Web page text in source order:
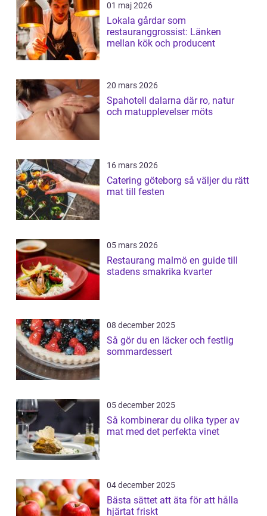
01 maj 2026
Lokala gårdar som
restauranggrossist: Länken
mellan kök och producent
20 mars 2026
Spahotell dalarna där ro, natur
och matupplevelser möts
16 mars 2026
Catering göteborg så väljer du rätt
mat till festen
05 mars 2026
Restaurang malmö en guide till
stadens smakrika kvarter
08 december 2025
Så gör du en läcker och festlig
sommardessert
05 december 2025
Så kombinerar du olika typer av
mat med det perfekta vinet
04 december 2025
Bästa sättet att äta för att hålla
hjärtat friskt